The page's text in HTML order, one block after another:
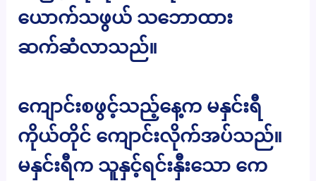
ယောက်သဖွယ် သဘောထား
ဆက်ဆံလာသည်။
ကျောင်းစဖွင့်သည့်နေ့က မနှင်းရီ
ကိုယ်တိုင် ကျောင်းလိုက်အပ်သည်။
မနှင်းရီက သူနှင့်ရင်းနှီးသော ကေ